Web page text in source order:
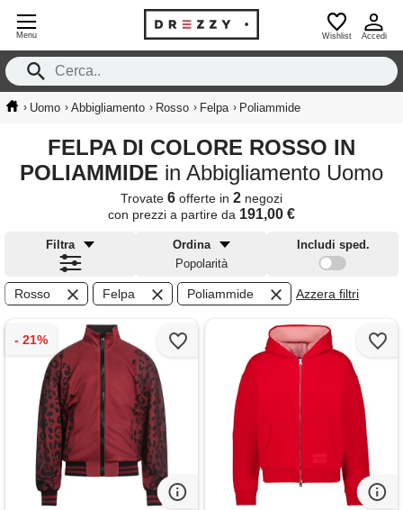
Menu Wishlist Accedi
› Uomo › Abbigliamento › Rosso › Felpa › Poliammide
FELPA DI COLORE ROSSO IN
POLIAMMIDE in Abbigliamento Uomo
Trovate 6 offerte in 2 negozi
con prezzi a partire da 191,00 €
Filtra
Ordina
Popolarità
Includi sped.
Rosso Felpa Poliammide Azzera filtri